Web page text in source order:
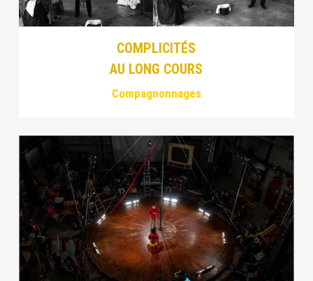
COMPLICITÉS
AU LONG COURS
Compagnonnages